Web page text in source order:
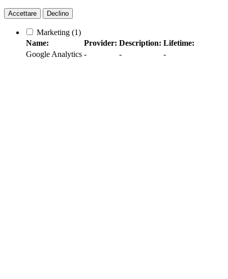
Accettare Declino
Marketing (1)
Name:
Provider: Description: Lifetime:
Google Analytics - - -